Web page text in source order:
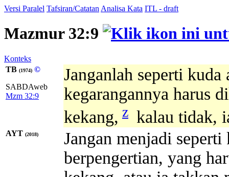
Versi Paralel Tafsiran/Catatan Analisa Kata ITL - draft
Mazmur 32:9
Konteks
TB (1974) ©
SABDAweb
Mzm 32:9
Janganlah seperti
kegarangannya harus
kekang, z kalau tidak,
AYT (2018)
Jangan menjadi
berpengertian, yang